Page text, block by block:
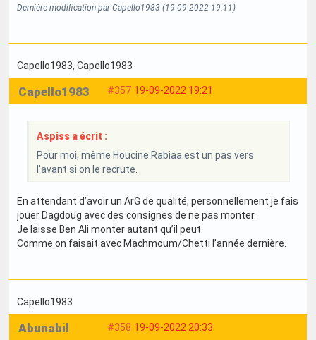
Dernière modification par Capello1983 (19-09-2022 19:11)
Capello1983, Capello1983
#357 19-09-2022 19:21
Capello1983
Aspiss a écrit :
Pour moi, même Houcine Rabiaa est un pas vers
l'avant si on le recrute.
En attendant d’avoir un ArG de qualité, personnellement je fais
jouer Dagdoug avec des consignes de ne pas monter.
Je laisse Ben Ali monter autant qu’il peut.
Comme on faisait avec Machmoum/Chetti l’année dernière.
Capello1983
#358 19-09-2022 20:33
Abunabil